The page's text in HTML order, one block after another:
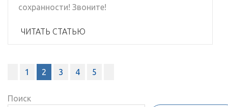
сохранности! Звоните!
ЧИТАТЬ СТАТЬЮ
Пагинация
записей
1 2 3 4 5
Поиск